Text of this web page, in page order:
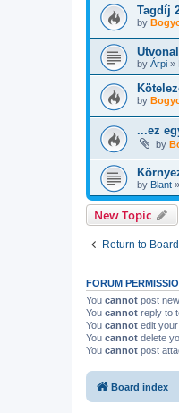
Tagdíj
by
by Árpi »
by
...ez
by
by Blant »
New Topic
Return to
FORUM
You cannot post
You cannot reply to
You cannot edit
You cannot delete
You cannot post
Board index